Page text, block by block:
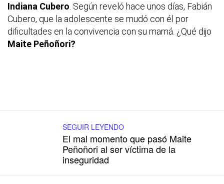
Indiana Cubero . Según reveló hace unos días, Fabián
Cubero, que la adolescente se mudó con él por
dificultades en la convivencia con su mamá. ¿Qué dijo
Maite Peñoñori?
SEGUIR LEYENDO
El mal momento que pasó Maite
Peñoñori al ser víctima de la
inseguridad